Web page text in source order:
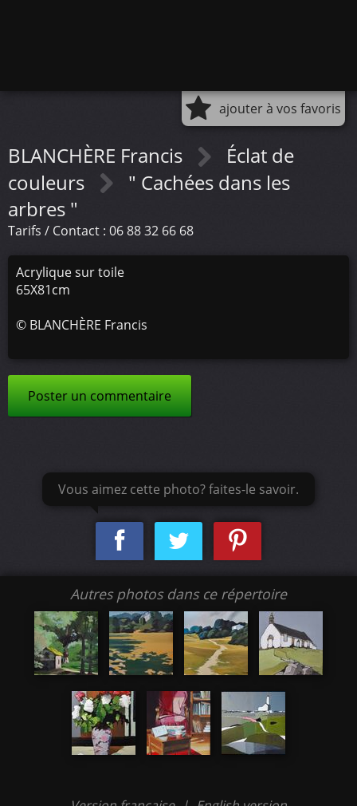
ajouter à vos favoris
BLANCHÈRE Francis
Éclat de
couleurs
" Cachées dans les
arbres "
Tarifs / Contact : 06 88 32 66 68
Acrylique sur toile
65X81cm
© BLANCHÈRE Francis
Poster un commentaire
Vous aimez cette photo? faites-le savoir.
Autres photos dans ce répertoire